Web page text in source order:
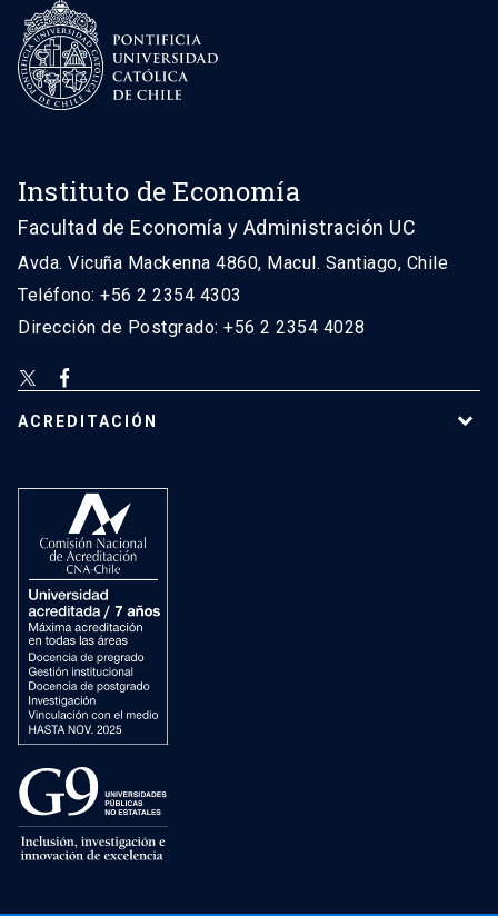
Instituto de Economía
Facultad de Economía y Administración UC
Avda. Vicuña Mackenna 4860, Macul. Santiago, Chile
Teléfono: +56 2 2354 4303
Dirección de Postgrado: +56 2 2354 4028
ACREDITACIÓN